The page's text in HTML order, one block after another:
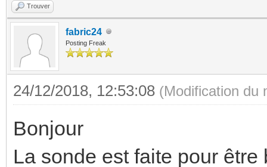
Trouver
fabric24
Posting Freak
24/12/2018, 12:53:08 (Modification du
Bonjour
La sonde est faite pour